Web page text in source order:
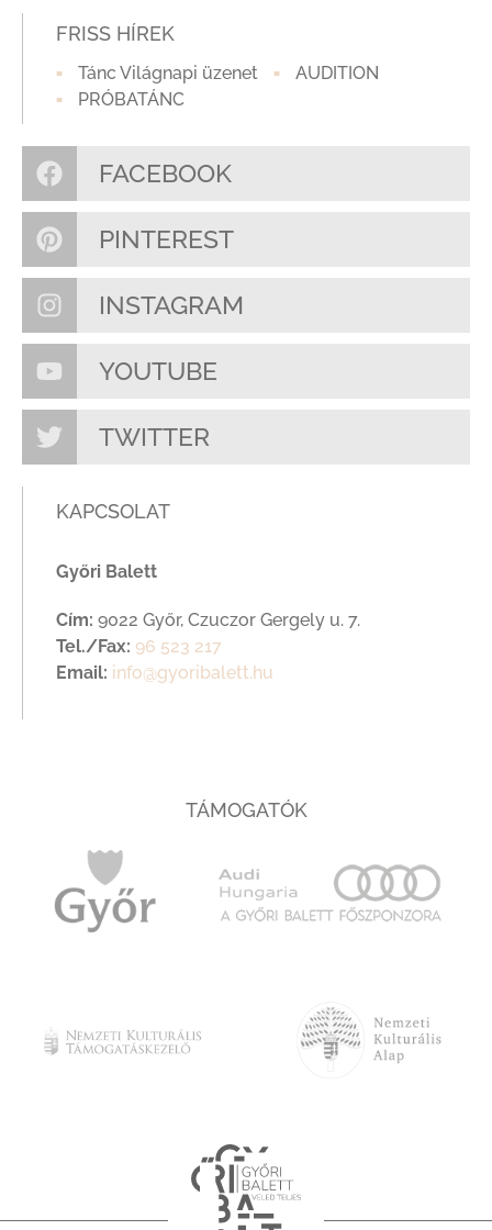
FRISS HÍREK
Tánc Világnapi üzenet
AUDITION
PRÓBATÁNC
FACEBOOK
PINTEREST
INSTAGRAM
YOUTUBE
TWITTER
KAPCSOLAT
Győri Balett
Cím: 9022 Győr, Czuczor Gergely u. 7.
Tel./Fax: 96 523 217
Email: info@gyoribalett.hu
TÁMOGATÓK